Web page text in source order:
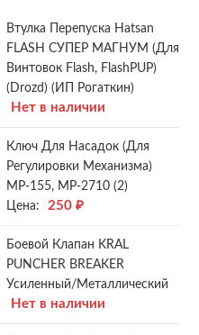
Втулка Перепуска Hatsan
FLASH СУПЕР МАГНУМ (для
Винтовок Flash, FlashPUP)
(Drozd) (ИП Рогаткин)
Нет в наличии
Ключ Для Насадок (для
Регулировки Механизма)
МР-155, МР-2710 (2)
Цена:
250 ₽
Боевой Клапан KRAL
PUNCHER BREAKER
Усиленный/металлический
Нет в наличии